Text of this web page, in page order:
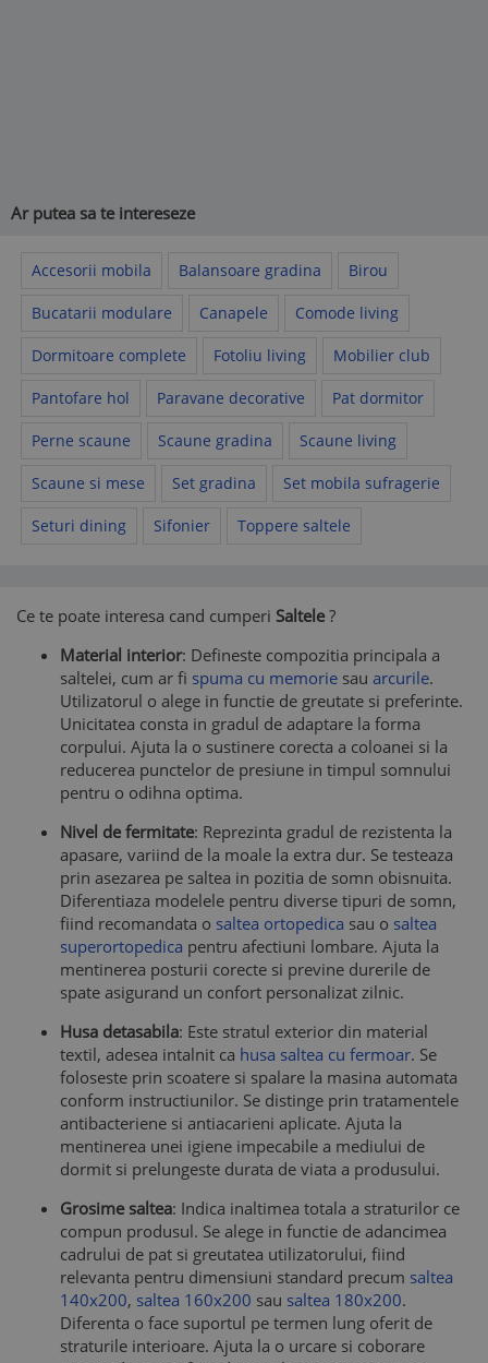
Ar putea sa te intereseze
Accesorii mobila Balansoare gradina Birou
Bucatarii modulare Canapele Comode living
Dormitoare complete Fotoliu living Mobilier club
Pantofare hol Paravane decorative Pat dormitor
Perne scaune Scaune gradina Scaune living
Scaune si mese Set gradina Set mobila sufragerie
Seturi dining Sifonier Toppere saltele
Ce te poate interesa cand cumperi Saltele?
Material interior: Defineste compozitia principala a
saltelei, cum ar fi spuma cu memorie sau arcurile.
Utilizatorul o alege in functie de greutate si preferinte.
Unicitatea consta in gradul de adaptare la forma
corpului. Ajuta la o sustinere corecta a coloanei si la
reducerea punctelor de presiune in timpul somnului
pentru o odihna optima.
Nivel de fermitate: Reprezinta gradul de rezistenta la
apasare, variind de la moale la extra dur. Se testeaza
prin asezarea pe saltea in pozitia de somn obisnuita.
Diferentiaza modelele pentru diverse tipuri de somn,
fiind recomandata o saltea ortopedica sau o saltea
superortopedica pentru afectiuni lombare. Ajuta la
mentinerea posturii corecte si previne durerile de
spate asigurand un confort personalizat zilnic.
Husa detasabila: Este stratul exterior din material
textil, adesea intalnit ca husa saltea cu fermoar. Se
foloseste prin scoatere si spalare la masina automata
conform instructiunilor. Se distinge prin tratamentele
antibacteriene si antiacarieni aplicate. Ajuta la
mentinerea unei igiene impecabile a mediului de
dormit si prelungeste durata de viata a produsului.
Grosime saltea: Indica inaltimea totala a straturilor ce
compun produsul. Se alege in functie de adancimea
cadrului de pat si greutatea utilizatorului, fiind
relevanta pentru dimensiuni standard precum saltea
140x200, saltea 160x200 sau saltea 180x200.
Diferenta o face suportul pe termen lung oferit de
straturile interioare. Ajuta la o urcare si coborare